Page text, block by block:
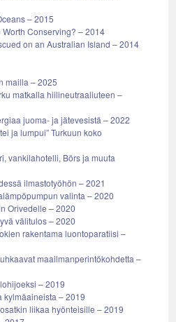
– 2015
Conserving? – 2014
on an Australian Island – 2014
mailla – 2025
matkalla hiilineutraaliuteen –
juoma- ja jätevesistä – 2022
ja lumpui” Turkuun koko
vankilahotelli, Börs ja muuta
ilmastotyöhön – 2021
valinta – 2020
Orivedelle – 2020
välitulos – 2020
rakentama luontoparatiisi –
maailmanperintökohdetta –
– 2019
kylmäaineista – 2019
liikaa hyönteisille – 2019